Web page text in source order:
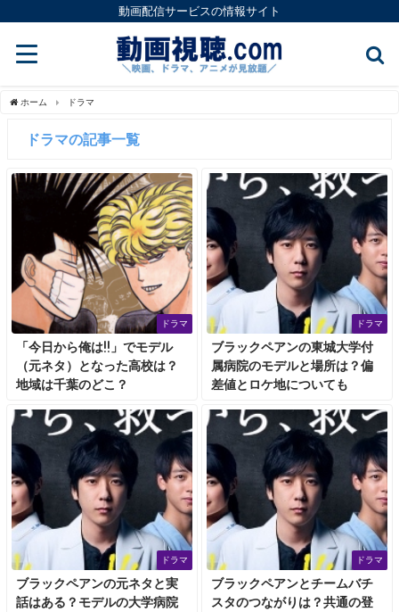
動画配信サービスの情報サイト
ホーム ドラマ
ドラマの記事一覧
ドラマ
「今日から俺は!!」でモデル
（元ネタ）となった高校は？
地域は千葉のどこ？
ドラマ
ブラックペアンの東城大学付
属病院のモデルと場所は？偏
差値とロケ地についても
ドラマ
ブラックペアンの元ネタと実
話はある？モデルの大学病院
ドラマ
ブラックペアンとチームバチ
スタのつながりは？共通の登